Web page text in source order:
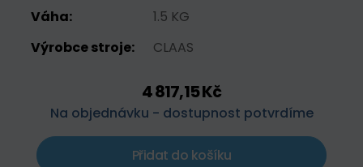
Váha:
1.5 KG
Výrobce stroje:
CLAAS
4 817,15 Kč
Na objednávku - dostupnost potvrdíme
Přidat do košíku